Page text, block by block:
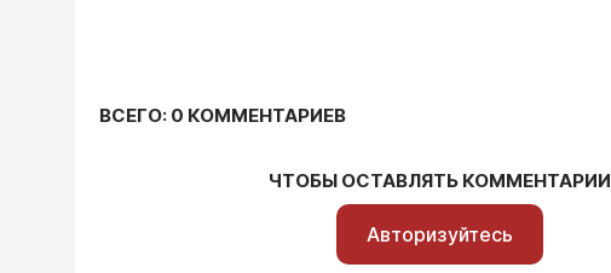
ВСЕГО: 0 КОММЕНТАРИЕВ
ЧТОБЫ ОСТАВЛЯТЬ КОММЕНТАРИИ
Авторизуйтесь